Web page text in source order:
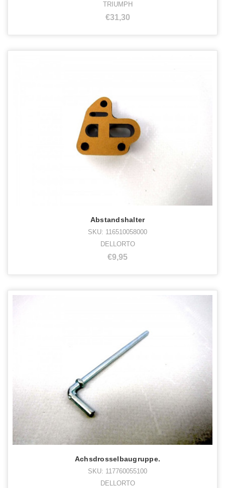
TRIUMPH
€31,30
Abstandshalter
SKU: 116510058000
DELLORTO
€9,95
Achsdrosselbaugruppe.
SKU: 117760055100
DELLORTO